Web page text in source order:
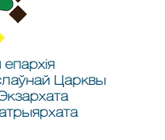
епархія
Царквы